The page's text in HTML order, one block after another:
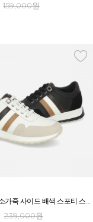
159,000원
엘칸토 남성 소가죽 사이드 배색 스포티 스니커즈 3.5cm LCMS34U613
239,000원